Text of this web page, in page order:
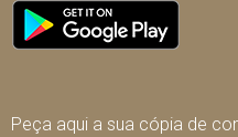
Peça aqui a sua cópia de